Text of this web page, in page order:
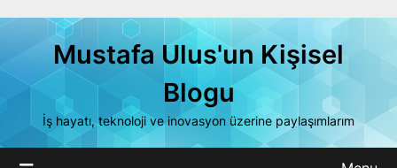
Mustafa Ulus'un Kişisel
Blogu
İş hayatı, teknoloji ve inovasyon üzerine paylaşımlarım